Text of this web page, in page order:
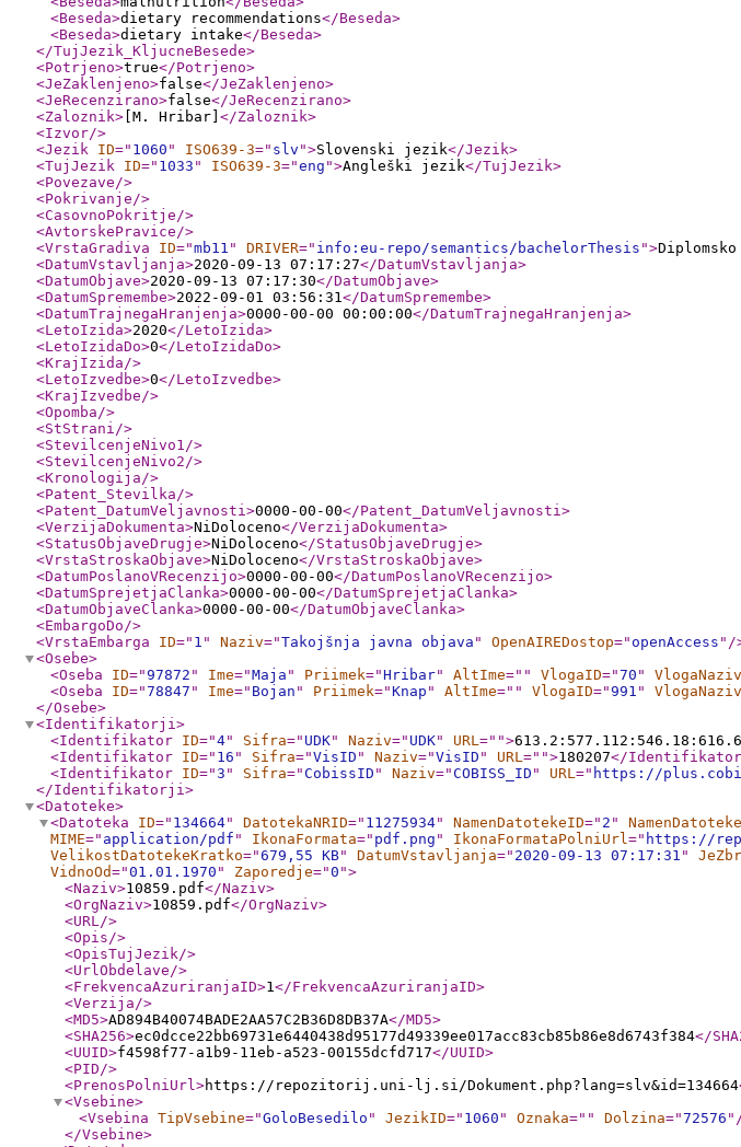
<Beseda>dietary recommendations</Beseda>
<Beseda>dietary intake</Beseda>
</TujJezik_KljucneBesede>
<Potrjeno>true</Potrjeno>
<JeZaklenjeno>false</JeZaklenjeno>
<JeRecenzirano>false</JeRecenzirano>
<Zaloznik> [M. Hribar] </Zaloznik>
<Izvor/>
<Jezik ID=" 1060 " ISO639-3=" slv ">Slovenski jezik</Jezik>
<TujJezik ID=" 1033 " ISO639-3="eng ">Angleški jezik</TujJezik>
<Povezave/>
<Pokrivanje/>
<CasovnoPokritje/>
<AvtorskePravice/>
<VrstaGradiva
ID="mb11 " DRIVER=" info:eu-repo/semantics/bachelorThesis ">
<DatumVstavljanja>2020-09-13 07:17:27</DatumVstavljanja>
<DatumObjave>2020-09-13 07:17:30</DatumObjave>
<DatumSpremembe>2022-09-01 03:56:31</DatumSpremembe>
<DatumTrajnegaHranjenja>0000-00-00 00:00:00</DatumTrajnegaHranjenja>
<LetoIzida>2020</LetoIzida>
<LetoIzidaDo>0</LetoIzidaDo>
<KrajIzida/>
<LetoIzvedbe>0</LetoIzvedbe>
<KrajIzvedbe/>
<Opomba/>
<StStrani/>
<StevilcenjeNivo1/>
<StevilcenjeNivo2/>
<Kronologija/>
<Patent_Stevilka/>
<Patent_DatumVeljavnosti>0000-00-00</Patent_DatumVeljavnosti>
<VerzijaDokumenta>NiDoloceno</VerzijaDokumenta>
<StatusObjaveDrugje>NiDoloceno</StatusObjaveDrugje>
<VrstaStroskaObjave>NiDoloceno</VrstaStroskaObjave>
<DatumPoslanoVRecenzijo>0000-00-00</DatumPoslanoVRecenzijo>
<DatumSprejetjaClanka>0000-00-00</DatumSprejetjaClanka>
<DatumObjaveClanka>0000-00-00</DatumObjaveClanka>
<EmbargoDo/>
<VrstaEmbarga
ID=" 1 " Naziv="Takojšnja javna objava " OpenAIREDostop=" openAccess " /
<Osebe>
<Oseba
ID="97872 " Ime="Maja " Priimek="Hribar" AltIme=" " VlogaID="70 " VlogaNaziv
<Oseba
ID="78847 " Ime=" Bojan " Priimek="Knap " AltIme=" " VlogaID="991 " VlogaNaziv
</Osebe>
<Identifikatorji>
<Identifikator ID="4" Sifra=" UDK" Naziv=" UDK" URL=" ">
<Identifikator ID=" 16 " Sifra="VisID " Naziv="VisID " URL=" ">180207</Identifikator
<Identifikator ID="3 " Sifra="CobissID " Naziv="COBISS_ID " URL=" https://
</Identifikatorji>
<Datoteke>
<Datoteka
ID=" 134664" DatotekaNRID=" 11275934" NamenDatotekeID=" 2 " NamenDatoteke
MIME=" application/pdf " IkonaFormata=" pdf.png " IkonaFormataPolniUrl=" https://
VelikostDatotekeKratko="679,55 KB" DatumVstavljanja=" 2020-09-13 07:17:31 "
VidnoOd="01.01.1970 " Zaporedje="0 ">
<Naziv>10859.pdf</Naziv>
<OrgNaziv>10859.pdf</OrgNaziv>
<URL/>
<Opis/>
<OpisTujJezik/>
<UrlObdelave/>
<FrekvencaAzuriranjaID>1</FrekvencaAzuriranjaID>
<Verzija/>
<MD5>AD894B40074BADE2AA57C2B36D8DB37A</MD5>
<SHA256>ec0dcce22bb69731e6440438d95177d49339ee017acc83cb85b86e8d6743f384</
<UUID>f4598f77-a1b9-11eb-a523-00155dcfd717</UUID>
<PID/>
<PrenosPolniUrl>https://repozitorij.uni-lj.si/Dokument.php?lang=slv&id=134664
<Vsebine>
<Vsebina TipVsebine="GoloBesedilo " JezikID=" 1060 " Oznaka=" " Dolzina="72576 "
</Vsebine>